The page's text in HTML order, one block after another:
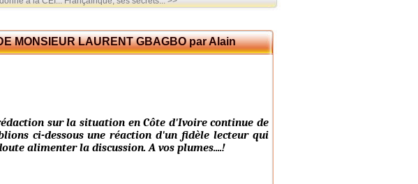
MONSIEUR LAURENT GBAGBO par Alain
sur la situation en Côte d'Ivoire continue de
ci-dessous une réaction d'un fidèle lecteur qui
alimenter la discussion. A vos plumes....!